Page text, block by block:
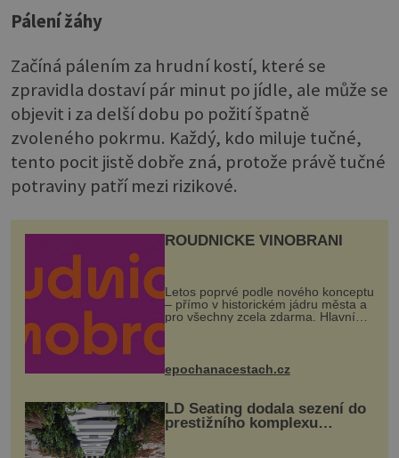
Pálení žáhy
Začíná pálením za hrudní kostí, které se
zpravidla dostaví pár minut po jídle, ale může se
objevit i za delší dobu po požití špatně
zvoleného pokrmu. Každý, kdo miluje tučné,
tento pocit jistě dobře zná, protože právě tučné
potraviny patří mezi rizikové.
ROUDNICKÉ VINOBRANÍ
Letos poprvé podle nového konceptu
– přímo v historickém jádru města a
pro všechny zcela zdarma. Hlavní
program se odehraje na Karlově a
mohou těšit na víno, burčák, pes...
epochanacestach.cz
LD Seating dodala sezení do
prestižního komplexu
MediaCityUK v Salfordu